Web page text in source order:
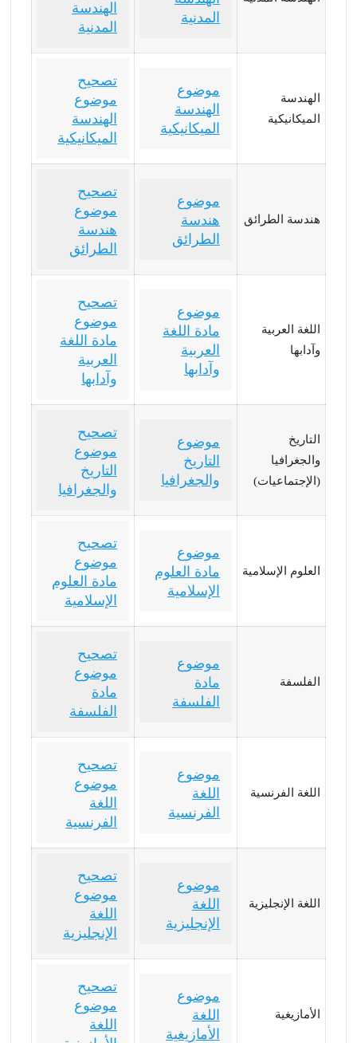
المدنية
الهندسة
المدنية
الهندسة
الميكانيكية
موضوع
الهندسة
الميكانيكية
تصحيح
موضوع
الهندسة
الميكانيكية
هندسة الطرائق
موضوع
هندسة
الطرائق
تصحيح
موضوع
هندسة
الطرائق
اللغة العربية
وآدابها
موضوع
مادة اللغة
العربية
وآدابها
تصحيح
موضوع
مادة اللغة
العربية
وآدابها
التاريخ
والجغرافيا
(الإجتماعيات)
موضوع
التاريخ
والجغرافيا
تصحيح
موضوع
التاريخ
والجغرافيا
العلوم الإسلامية
موضوع
مادة العلوم
الإسلامية
تصحيح
موضوع
مادة العلوم
الإسلامية
الفلسفة
موضوع
مادة
الفلسفة
تصحيح
موضوع
مادة
الفلسفة
اللغة الفرنسية
موضوع
اللغة
الفرنسية
تصحيح
موضوع
اللغة
الفرنسية
اللغة الإنجليزية
موضوع
اللغة
الإنجليزية
تصحيح
موضوع
اللغة
الإنجليزية
الأمازيغية
موضوع
اللغة
الأمازيغية
تصحيح
موضوع
اللغة